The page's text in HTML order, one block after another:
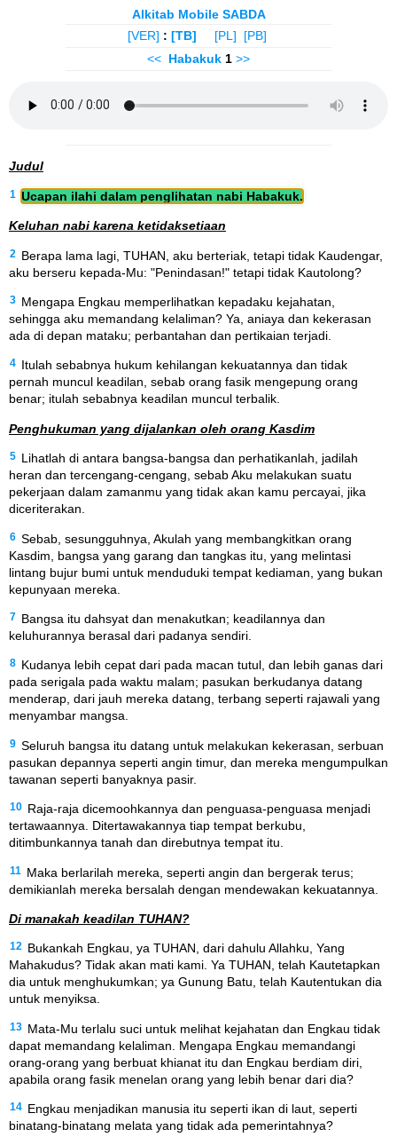
Alkitab Mobile SABDA
[VER] : [TB] [PL]
[PB]
<< Habakuk 1 >>
Judul
1 Ucapan ilahi dalam penglihatan nabi Habakuk.
Keluhan nabi karena ketidaksetiaan
2
Berapa lama lagi, TUHAN, aku berteriak, tetapi tidak Kaudengar,
aku berseru kepada-Mu: "Penindasan!" tetapi tidak Kautolong?
3 Mengapa Engkau memperlihatkan kepadaku kejahatan,
sehingga aku memandang kelaliman? Ya, aniaya dan kekerasan
ada di depan mataku; perbantahan dan pertikaian terjadi.
4 Itulah sebabnya hukum kehilangan kekuatannya dan tidak
pernah muncul keadilan, sebab orang fasik mengepung orang
benar; itulah sebabnya keadilan muncul terbalik.
Penghukuman yang dijalankan oleh orang Kasdim
5 Lihatlah di antara bangsa-bangsa dan perhatikanlah, jadilah
heran dan tercengang-cengang, sebab Aku melakukan suatu
pekerjaan dalam zamanmu yang tidak akan kamu percayai, jika
diceriterakan.
6 Sebab, sesungguhnya, Akulah yang membangkitkan orang
Kasdim, bangsa yang garang dan tangkas itu, yang melintasi
lintang bujur bumi untuk menduduki tempat kediaman, yang bukan
kepunyaan mereka.
7 Bangsa itu dahsyat dan menakutkan; keadilannya dan
keluhurannya berasal dari padanya sendiri.
8 Kudanya lebih cepat dari pada macan tutul, dan lebih ganas dari
pada serigala pada waktu malam; pasukan berkudanya datang
menderap, dari jauh mereka datang, terbang seperti rajawali yang
menyambar mangsa.
9 Seluruh bangsa itu datang untuk melakukan kekerasan, serbuan
pasukan depannya seperti angin timur, dan mereka mengumpulkan
tawanan seperti banyaknya pasir.
10 Raja-raja dicemoohkannya dan penguasa-penguasa menjadi
tertawaannya. Ditertawakannya tiap tempat berkubu,
ditimbunkannya tanah dan direbutnya tempat itu.
11
Maka berlarilah mereka, seperti angin dan bergerak terus;
demikianlah mereka bersalah dengan mendewakan kekuatannya.
Di manakah keadilan TUHAN?
12
Bukankah Engkau, ya TUHAN, dari dahulu Allahku, Yang
Mahakudus? Tidak akan mati kami. Ya TUHAN, telah Kautetapkan
dia untuk menghukumkan; ya Gunung Batu, telah Kautentukan dia
untuk menyiksa.
13 Mata-Mu terlalu suci untuk melihat kejahatan dan Engkau tidak
dapat memandang kelaliman. Mengapa Engkau memandangi
orang-orang yang berbuat khianat itu dan Engkau berdiam diri,
apabila orang fasik menelan orang yang lebih benar dari dia?
14 Engkau menjadikan manusia itu seperti ikan di laut, seperti
binatang-binatang melata yang tidak ada pemerintahnya?